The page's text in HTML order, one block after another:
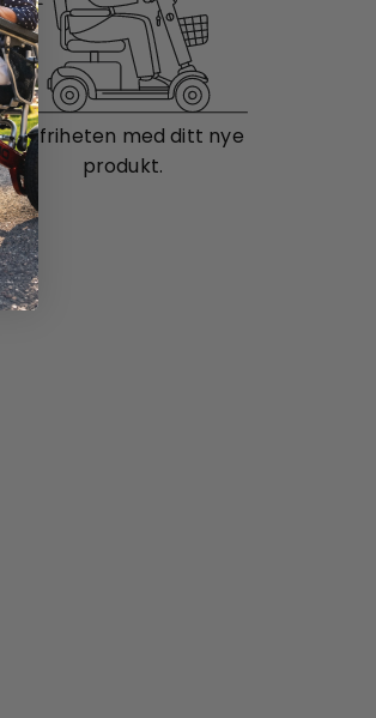
Nyt friheten med ditt nye
produkt.